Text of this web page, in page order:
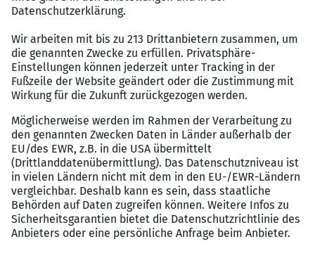
Moderner Arbeitsplatz: Freuen Sie sich auf einen
schnellen Rechner mit großen Monitoren in
klimatisierten Büros, die Sie sich mit maximal
einer weiteren Kolleg:in teilen.
Gute Erreichbarkeit: Unsere Kanzlei im Herzen
des Dresdner Südens ist optimal an den ÖPNV
angebunden – die Bushaltestelle ist nur 100
Meter entfernt.
Gesundheit und Teamgeist: Wir fördern Ihr
Wohlbefinden durch betriebliches
Gesundheitsmanagement, von Yoga bis
Rückentraining, und stärken den Zusammenhalt
mit gemeinsamen Unternehmungen.